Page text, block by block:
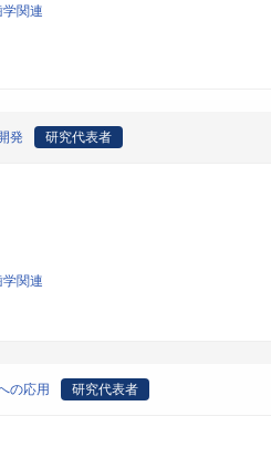
関連
発 研究代表者
関連
の応用 研究代表者